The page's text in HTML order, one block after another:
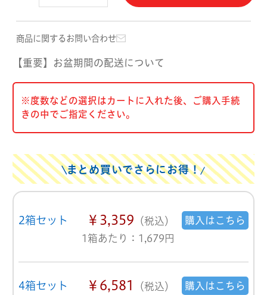
商品に関するお問い合わせ
【重要】お盆期間の配送について
※度数などの選択はカートに入れた後、ご購入手続
きの中でご指定ください。
まとめ買いでさらにお得！
2箱セット ￥3,359 （税込）
1箱あたり：1,679円
購入はこちら
4箱セット ￥6,581
（税込）
購入はこちら